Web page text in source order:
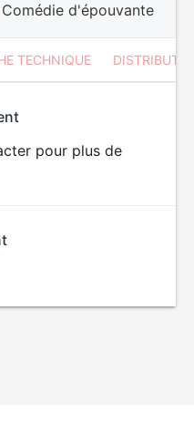
Comédie d'épouvante
TECHNIQUE
pour plus de